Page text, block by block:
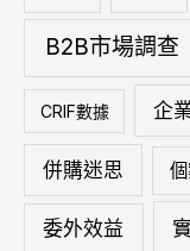
B2B市場調查
CRIF數據 企
併購迷思
委外效益